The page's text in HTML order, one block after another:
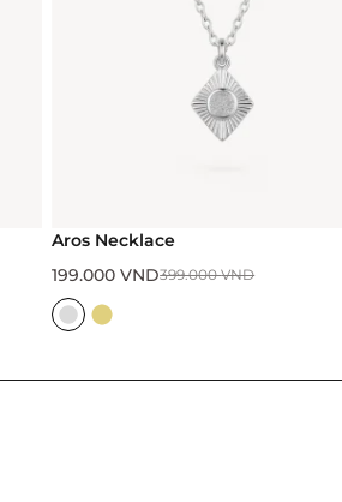
Aros Necklace
399.000VND
199.000VND